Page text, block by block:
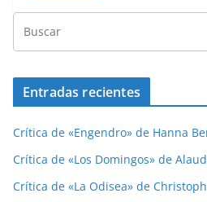
Entradas recientes
Crítica de «Engendro» de Hanna
Crítica de «Los Domingos» de
Crítica de «La Odisea» de